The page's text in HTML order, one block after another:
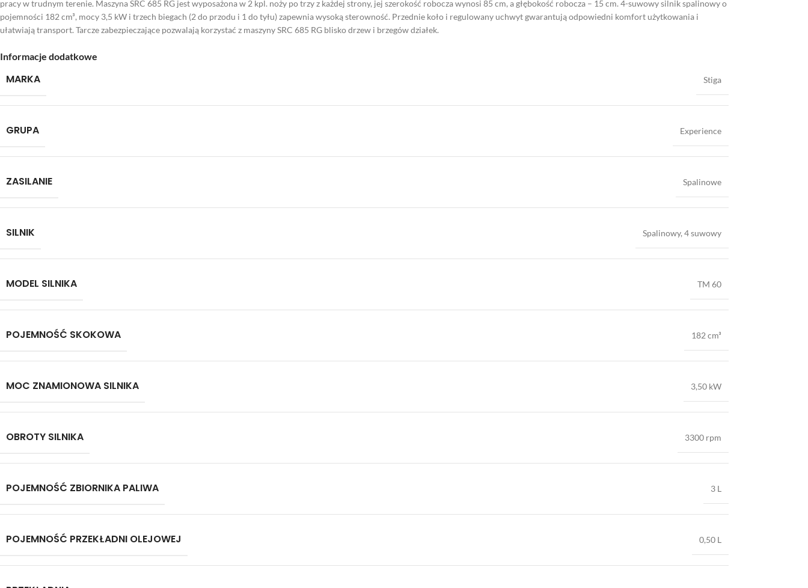
pracy w trudnym terenie. Maszyna SRC 685 RG jest wyposażona w 2 kpl. noży po trzy z każdej strony, jej szerokość robocza wynosi 85 cm, a głębokość robocza – 15 cm. 4-suwowy silnik spalinowy o
pojemności 182 cm³, mocy 3,5 kW i trzech biegach (2 do przodu i 1 do tyłu) zapewnia wysoką sterowność. Przednie koło i regulowany uchwyt gwarantują odpowiedni komfort użytkowania i
ułatwiają transport. Tarcze zabezpieczające pozwalają korzystać z maszyny SRC 685 RG blisko drzew i brzegów działek.
Informacje dodatkowe
MARKA Stiga
GRUPA Experience
ZASILANIE Spalinowe
SILNIK Spalinowy, 4 suwowy
MODEL SILNIKA TM 60
POJEMNOŚĆ SKOKOWA 182 cm³
MOC ZNAMIONOWA SILNIKA 3,50 kW
OBROTY SILNIKA 3300 rpm
POJEMNOŚĆ ZBIORNIKA PALIWA 3 L
POJEMNOŚĆ PRZEKŁADNI OLEJOWEJ 0,50 L